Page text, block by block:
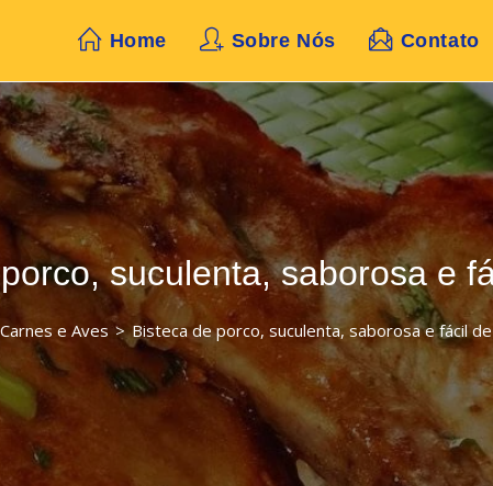
Home Sobre Nós Contato
suculenta, saborosa e
Carnes e Aves > Bisteca de porco, suculenta, saborosa e fácil